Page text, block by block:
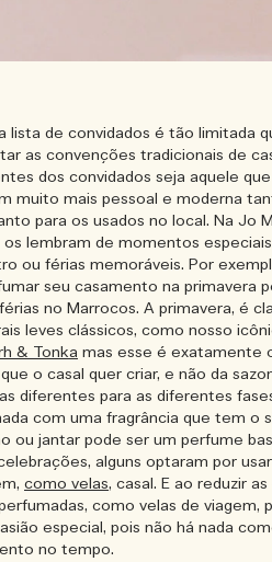
de convidados é tão limitada
as convenções tradicionais de
dos convidados seja aquele
muito mais pessoal e moderna
para os usados no local. Na Jo
lembram de momentos
ou férias memoráveis. Por
seu casamento na primavera
no Marrocos. A primavera, é
leves clássicos, como nosso
& Tonka mas esse é exatamente
o casal quer criar, e não da
diferentes para as diferentes
com uma fragrância que tem o
ou jantar pode ser um perfume
alguns optaram por
como velas, casal. E ao reduzir
como velas de viagem,
especial, pois não há nada
no tempo.